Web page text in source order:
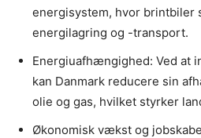
energisystem, hvor brintbiler
energilagring og -transport.
Energiuafhængighed: Ved at
kan Danmark reducere sin
olie og gas, hvilket styrker
Økonomisk vækst og